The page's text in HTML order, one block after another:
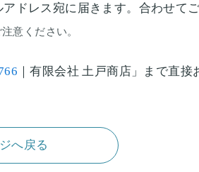
ドレス宛に届きます。合わせて
意ください。
｜有限会社 土戸商店」まで直接
へ戻る